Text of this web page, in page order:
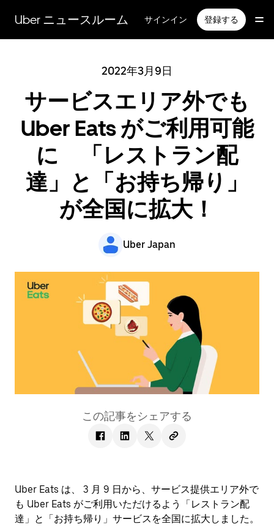
Uber ニュースルーム サインイン 登録する
2022年3月9日
サービスエリア外でも
Uber Eats がご利用可能
に 「レストラン配
達」と「お持ち帰り」
が全国に拡大！
Uber Japan
この記事をシェアする
Uber Eats は、 3 月 9 日から、サービス提供エリア外で
も Uber Eats がご利用いただけるよう「レストラン配
達」と「お持ち帰り」サービスを全国に拡大しました。